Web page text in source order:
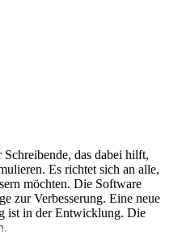
das dabei hilft,
Es richtet sich an alle,
möchten. Die Software
zur Verbesserung. Eine neue
ist in der Entwicklung. Die